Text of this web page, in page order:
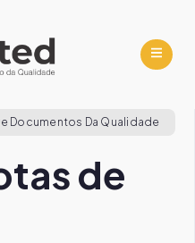
Documentos Da Qualidade
de